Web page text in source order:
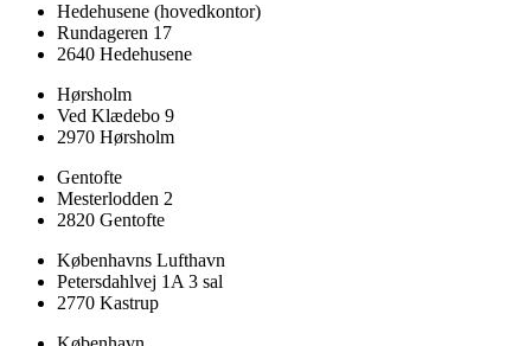
Hedehusene (hovedkontor)
Rundageren 17
2640 Hedehusene
Hørsholm
Ved Klædebo 9
2970 Hørsholm
Gentofte
Mesterlodden 2
2820 Gentofte
Københavns Lufthavn
Petersdahlvej 1A 3 sal
2770 Kastrup